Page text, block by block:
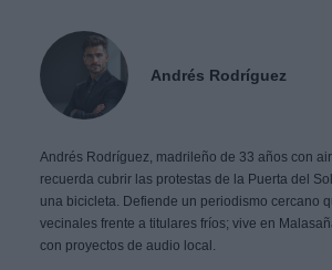
Andrés Rodríguez
Andrés Rodríguez, madrileño de 33 años con
recuerda cubrir las protestas de la Puerta del
una bicicleta. Defiende un periodismo cercano
vecinales frente a titulares fríos; vive en
con proyectos de audio local.